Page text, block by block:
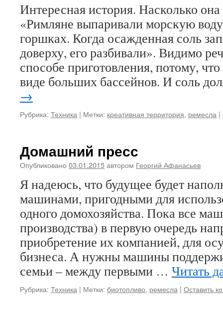
Интересная история. Насколько
«Римляне выпаривали морскую
горшках. Когда осажденная соль
доверху, его разбивали». Видимо
способе приготовления, потому,
виде больших бассейнов. И соль
→
Рубрика: Техника | Метки: креативная территория, ремесла |
Домашний пресс
Опубликовано 03.01.2015автором Георгий Афанасьев
Я надеюсь, что будущее будет
машинами, пригодными для
одного домохозяйства. Пока все
производства) в первую очередь
приобретение их компанией, для
бизнеса. А нужны машины
семьи – между первыми … Читать
Рубрика: Техника | Метки: биотопливо, ремесла | Оставить